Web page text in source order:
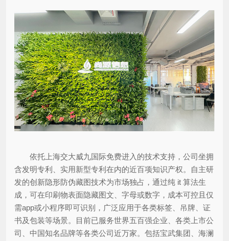
依托上海交大威九国际免费进入的技术支持，公司坐拥
含发明专利、实用新型专利在内的近百项知识产权。自主研
发的创新隐形防伪藏图技术为市场独占，通过纯 it 算法生
成，可在印刷物表面隐藏图文、字母或数字，成本可控且仅
需app或小程序即可识别，广泛应用于各类标签、吊牌、证
书及包装等场景。目前已服务世界五百强企业、各类上市公
司、中国知名品牌等各类公司近万家。包括宝武集团、海澜